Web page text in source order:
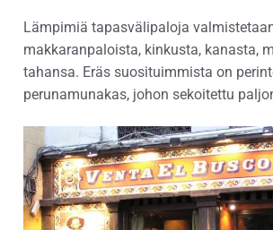
Lämpimiä tapasvälipaloja
makkaranpaloista, kinkusta, kanasta,
tahansa. Eräs suosituimmista on
perunamunakas, johon sekoitettu